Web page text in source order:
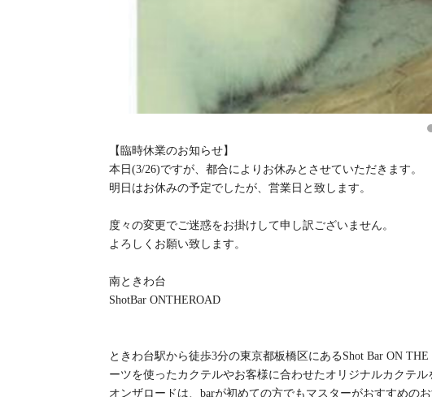
【臨時休業のお知らせ】
本日(3/26)ですが、都合によりお休みとさせていただきます。
明日はお休みの予定でしたが、営業日と致します。
度々の変更でご迷惑をお掛けして申し訳ございません。
よろしくお願い致します。
南ときわ台
ShotBar ONTHEROAD
ときわ台駅から徒歩3分の東京都板橋区にあるShot Bar ON
ーツを使ったカクテルやお客様に合わせたオリジナルカクテル
オンザロードは、barが初めての方でもマスターがおすすめの